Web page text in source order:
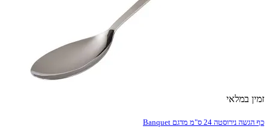
זמין במלאי
כף הגשה נירוסטה 24 ס"מ מדגם Banquet